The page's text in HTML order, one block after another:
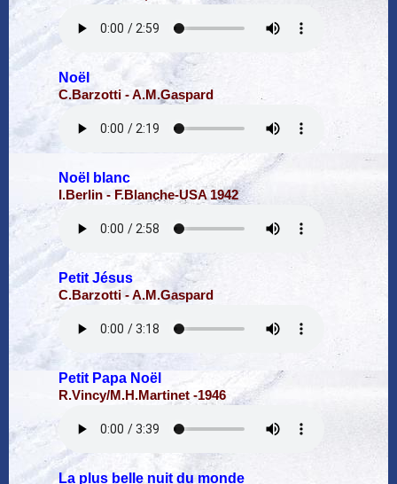
Noël
C.Barzotti - A.M.Gaspard
Noël blanc
I.Berlin - F.Blanche-USA 1942
Petit Jésus
C.Barzotti - A.M.Gaspard
Petit Papa Noël
R.Vincy/M.H.Martinet -1946
La plus belle nuit du monde